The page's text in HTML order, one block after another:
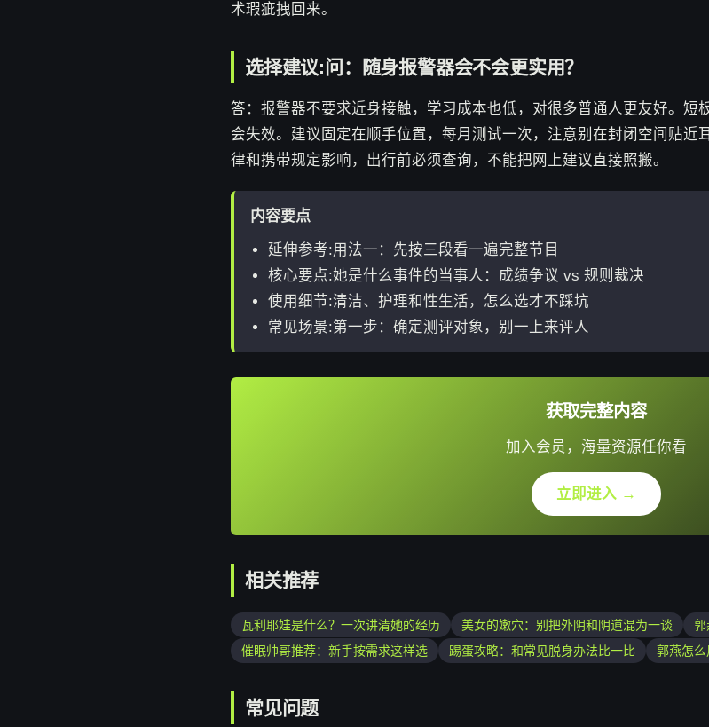
术瑕疵拽回来。
选择建议:问：随身报警器会不会更实用？
答：报警器不要求近身接触，学习成本也低，对很多普通人更友好。短
会失效。建议固定在顺手位置，每月测试一次，注意别在封闭空间贴近
律和携带规定影响，出行前必须查询，不能把网上建议直接照搬。
内容要点
延伸参考:用法一：先按三段看一遍完整节目
核心要点:她是什么事件的当事人：成绩争议 vs 规则裁决
使用细节:清洁、护理和性生活，怎么选才不踩坑
常见场景:第一步：确定测评对象，别一上来评人
获取完整内容
加入会员，海量资源任你看
立即进入 →
相关推荐
瓦利耶娃是什么？一次讲清她的经历 美女的嫩穴：别把外阴和阴道混为一谈
郭
催眠帅哥推荐：新手按需求这样选
踢蛋攻略：和常见脱身办法比一比 郭燕怎
常见问题